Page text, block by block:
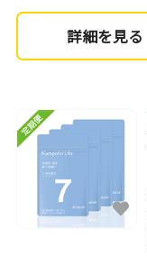
詳細を見る